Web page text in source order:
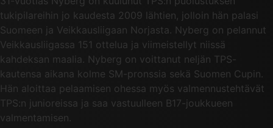
tukipilareihin jo kaudesta 2009 lähtien, jolloin hän palasi
Suomeen ja Veikkausliigaan Norjasta. Nyberg on pelannut
Veikkausliigassa 151 ottelua ja viimeistellyt niissä
kahdeksan maalia. Nyberg on voittanut neljän TPS-
kautensa aikana kolme SM-pronssia sekä Suomen Cupin.
Hän aloittaa pelaamisen ohessa myös valmennustehtävät
TPS:n junioreissa ja saa vastuulleen B17-joukkueen
valmentamisen.